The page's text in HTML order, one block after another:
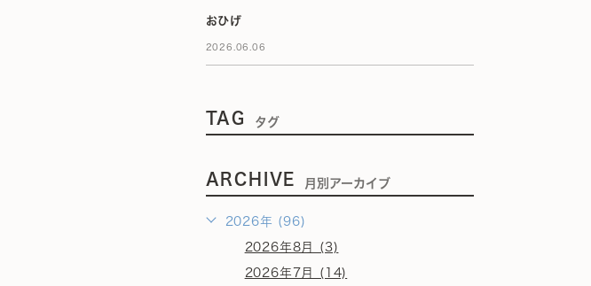
おひげ
2026.06.06
TAG タグ
ARCHIVE 月別アーカイブ
2026年 (96)
2026年8月 (3)
2026年7月 (14)